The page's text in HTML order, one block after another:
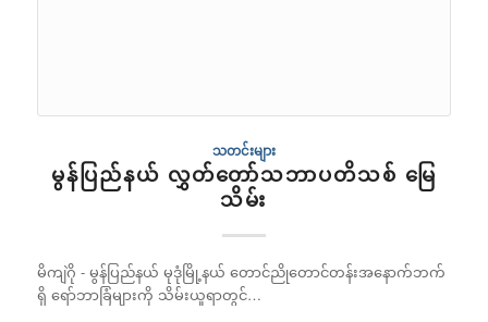
သတင်းများ
မွန်ပြည်နယ် လွှတ်တော်သဘာပတိသစ် မြေ
သိမ်း
မိကျဲဂို - မွန်ပြည်နယ် မုဒုံမြို့နယ် တောင်ညိုတောင်တန်းအနောက်ဘက်
ရှိ ရော်ဘာခြံများကို သိမ်းယူရာတွင်…